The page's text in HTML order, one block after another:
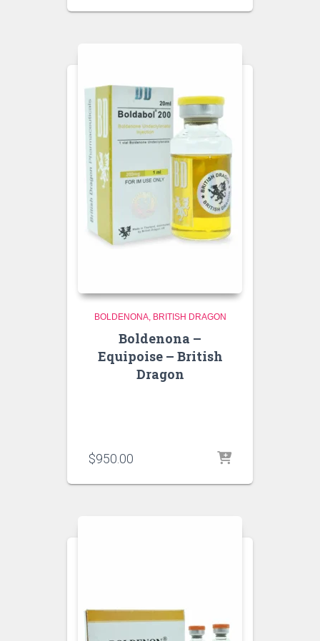
BOLDENONA BRITISH DRAGON
Boldenona –
Equipoise – British
Dragon
$950.00